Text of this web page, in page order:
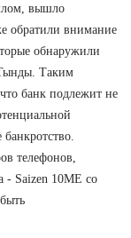
вышло
обратили внимание
обнаружили
Таким
банк подлежит не
телефонов,
- Saizen 10ME со